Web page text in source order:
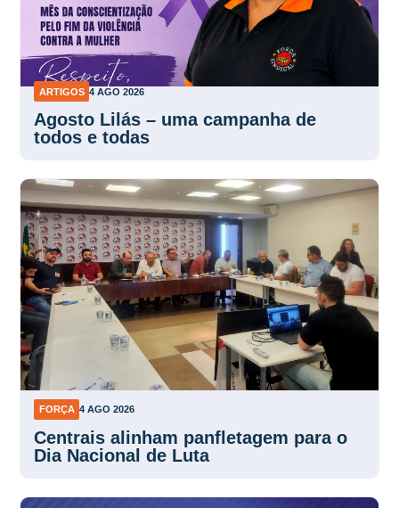
ARTIGOS 4 AGO 2026
Agosto Lilás – uma campanha de
todos e todas
FORÇA 4 AGO 2026
Centrais alinham panfletagem para o
Dia Nacional de Luta